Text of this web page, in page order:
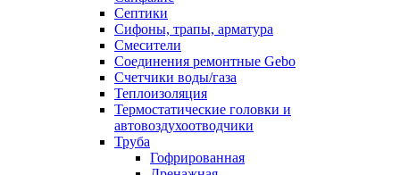
Септики
Сифоны, трапы, арматура
Смесители
Соединения ремонтные Gebo
Счетчики воды/газа
Теплоизоляция
Термостатические головки и
автовоздухоотводчики
Труба
Гофрированная